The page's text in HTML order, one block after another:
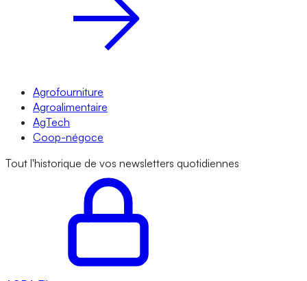
Agrofourniture
Agroalimentaire
AgTech
Coop-négoce
Tout l'historique de vos newsletters quotidiennes